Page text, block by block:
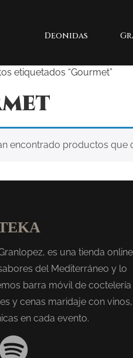
Deonidas
etiquetados “Gourmet”
encontrado productos que
es una tienda
del Mediterráneo y lo
barra móvil de
y cenas maridaje con vinos,
en cada evento.